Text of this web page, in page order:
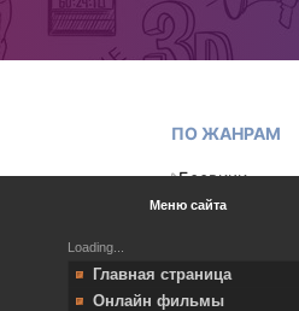
Меню сайта
Loading...
Главная страница
Онлайн фильмы